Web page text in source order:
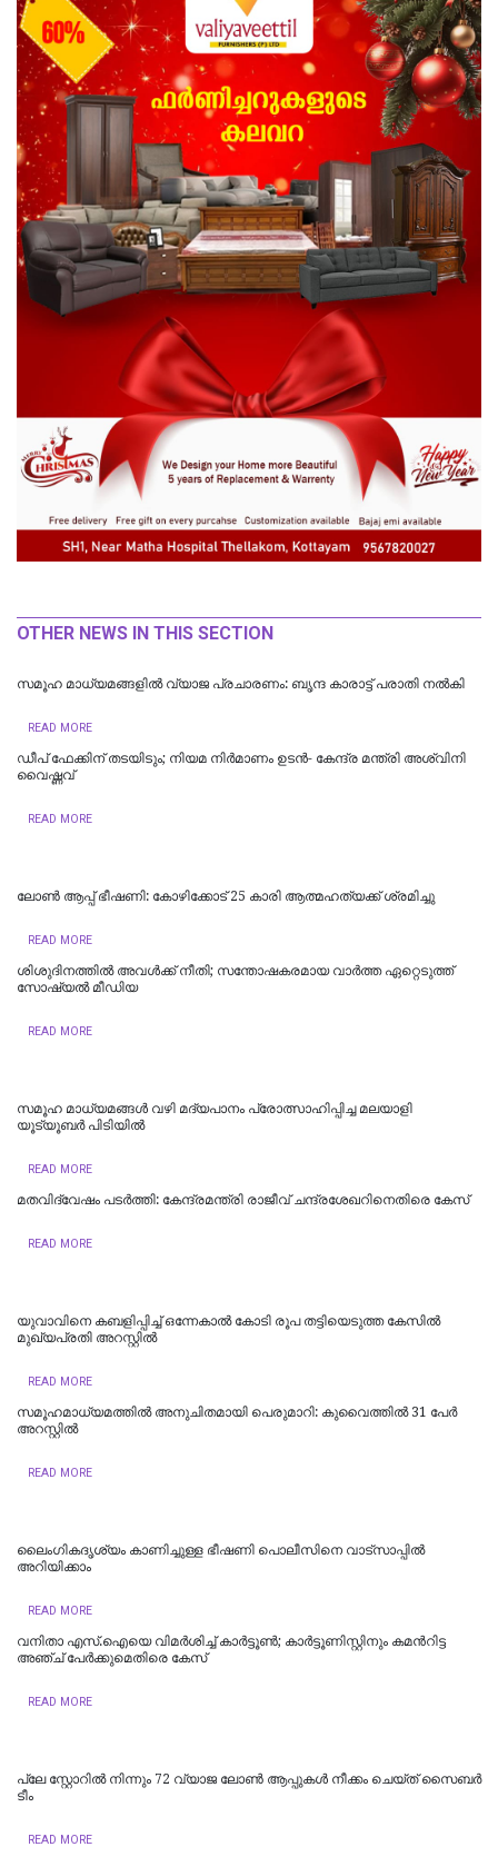
OTHER NEWS IN THIS SECTION
സമൂഹ മാധ്യമങ്ങളിൽ വ്യാജ പ്രചാരണം: ബൃന്ദ കാരാട്ട്‌ പരാതി നൽകി
READ MORE
ഡീപ് ഫേക്കിന് തടയിടും; നിയമ നിർമാണം ഉടന്‍- കേന്ദ്ര മന്ത്രി അശ്വിനി
വൈഷ്ണവ്
READ MORE
ലോണ്‍ ആപ്പ് ഭീഷണി: കോഴിക്കോട് 25 കാരി ആത്മഹത്യക്ക് ശ്രമിച്ചു
READ MORE
ശിശുദിനത്തില്‍ അവള്‍ക്ക് നീതി; സന്തോഷകരമായ വാര്‍ത്ത ഏറ്റെടുത്ത്
സോഷ്യല്‍ മീഡിയ
READ MORE
സമൂഹ മാധ്യമങ്ങള്‍ വഴി മദ്യപാനം പ്രോത്സാഹിപ്പിച്ച മലയാളി
യൂട്യൂബര്‍ പിടിയില്‍
READ MORE
മതവിദ്വേഷം പടര്‍ത്തി: കേന്ദ്രമന്ത്രി രാജീവ് ചന്ദ്രശേഖറിനെതിരെ കേസ്
READ MORE
യുവാവിനെ കബളിപ്പിച്ച് ഒന്നേകാൽ കോടി രൂപ തട്ടിയെടുത്ത കേസിൽ
മുഖ്യപ്രതി അറസ്റ്റിൽ
READ MORE
സമൂഹമാധ്യമത്തില്‍ അനുചിതമായി പെരുമാറി: കുവൈത്തില്‍ 31 പേര്‍
അറസ്റ്റില്‍
READ MORE
ലൈംഗികദൃശ്യം കാണിച്ചുള്ള ഭീഷണി പൊലീസിനെ വാട്‌സാപ്പില്‍
അറിയിക്കാം
READ MORE
വനിതാ എസ്.ഐയെ വിമർശിച്ച് കാർട്ടൂണ്‍; കാർട്ടൂണിസ്റ്റിനും കമന്‍റിട്ട
അഞ്ച് പേർക്കുമെതിരെ കേസ്
READ MORE
പ്ലേ സ്റ്റോറില്‍ നിന്നും 72 വ്യാജ ലോണ്‍ ആപ്പുകള്‍ നീക്കം ചെയ്ത് സൈബര്‍
ടീം
READ MORE